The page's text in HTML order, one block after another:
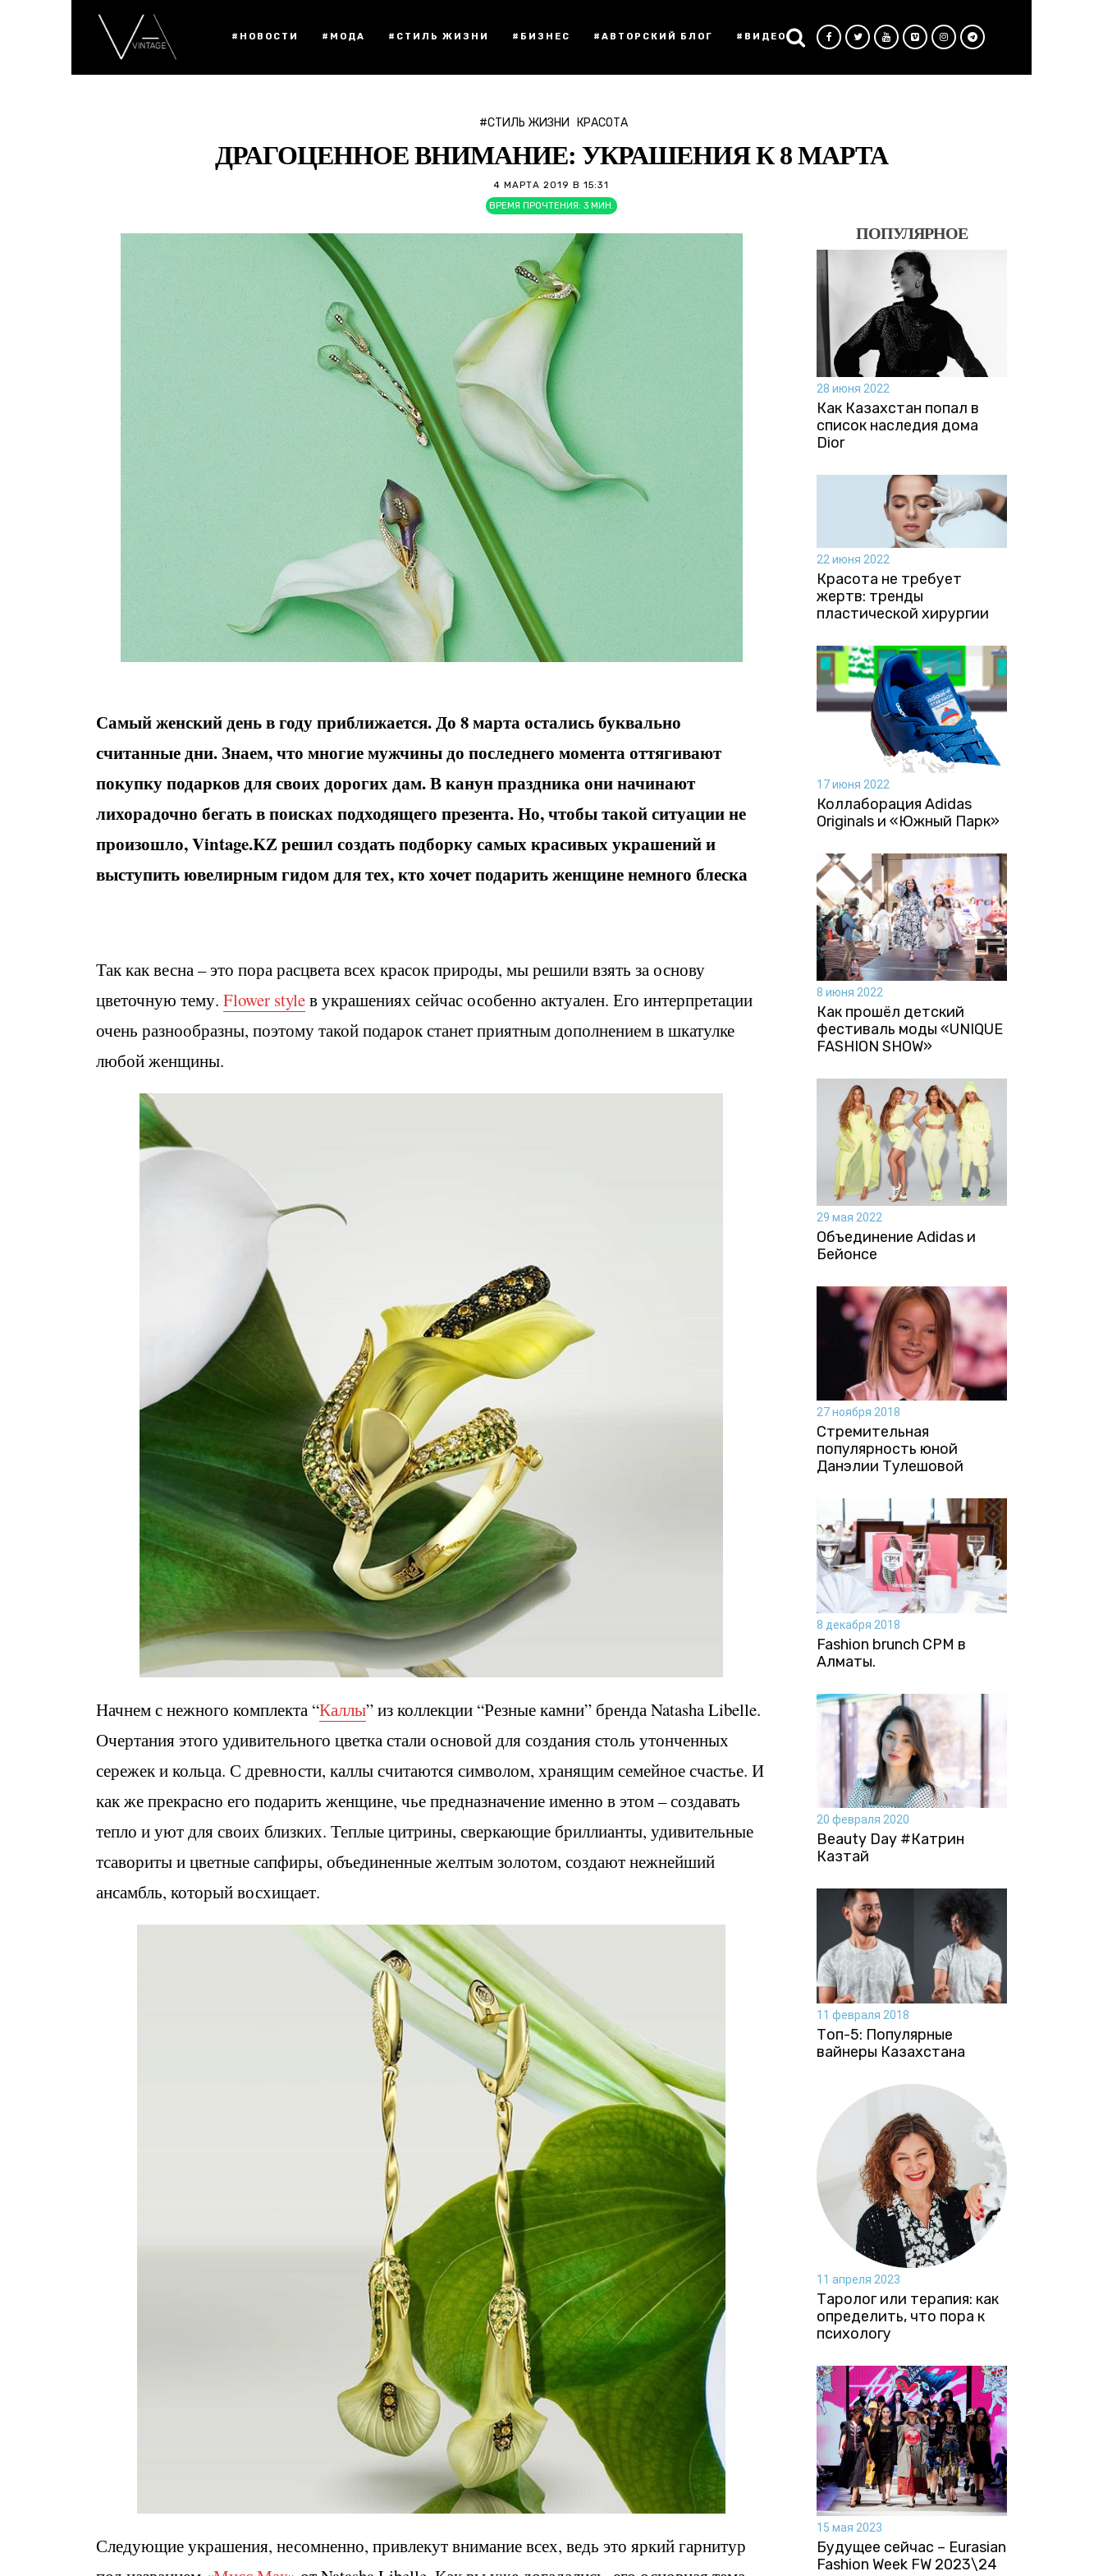
#НОВОСТИ #МОДА #СТИЛЬ ЖИЗНИ #БИЗНЕС #АВТОРСКИЙ БЛОГ #ВИДЕО
#СТИЛЬ ЖИЗНИ КРАСОТА
ДРАГОЦЕННОЕ ВНИМАНИЕ: УКРАШЕНИЯ К 8 МАРТА
4 МАРТА 2019 В 15:31
ВРЕМЯ ПРОЧТЕНИЯ: 3 МИН.
Самый женский день в году приближается. До 8 марта остались буквально
считанные дни. Знаем, что многие мужчины до последнего момента оттягивают
покупку подарков для своих дорогих дам. В канун праздника они начинают
лихорадочно бегать в поисках подходящего презента. Но, чтобы такой ситуации не
произошло, Vintage.KZ решил создать подборку самых красивых украшений и
выступить ювелирным гидом для тех, кто хочет подарить женщине немного блеска
Так как весна – это пора расцвета всех красок природы, мы решили взять за основу
цветочную тему. Flower styleв украшениях сейчас особенно актуален. Его интерпретации
очень разнообразны, поэтому такой подарок станет приятным дополнением в шкатулке
любой женщины.
Начнем с нежного комплекта “Каллы” из коллекции “Резные камни” бренда Natasha Libelle.
Очертания этого удивительного цветка стали основой для создания столь утонченных
сережек и кольца. С древности, каллы считаются символом, хранящим семейное счастье. И
как же прекрасно его подарить женщине, чье предназначение именно в этом – создавать
тепло и уют для своих близких. Теплые цитрины, сверкающие бриллианты, удивительные
тсавориты и цветные сапфиры, объединенные желтым золотом, создают нежнейший
ансамбль, который восхищает.
Следующие украшения, несомненно, привлекут внимание всех, ведь это яркий гарнитур
ПОПУЛЯРНОЕ
28 июня 2022
Как Казахстан попал в
список наследия дома
Dior
22 июня 2022
Красота не требует
жертв: тренды
пластической хирургии
17 июня 2022
Коллаборация Аdidas
Originals и «Южный Парк»
8 июня 2022
Как прошёл детский
фестиваль моды «UNIQUE
FASHION SHOW»
29 мая 2022
Объединение Adidas и
Бейонсе
27 ноября 2018
Стремительная
популярность юной
Данэлии Тулешовой
8 декабря 2018
Fashion brunch CPM в
Алматы.
20 февраля 2020
Beauty Day #Катрин
Казтай
11 февраля 2018
Топ-5: Популярные
вайнеры Казахстана
11 апреля 2023
Таролог или терапия: как
определить, что пора к
психологу
15 мая 2023
Будущее сейчас – Eurasian
Fashion Week FW 2023\24